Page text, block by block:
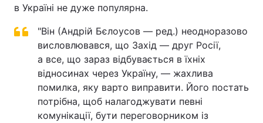
в Україні не дуже популярна.
"Він (Андрій Бєлоусов — ред.) неодноразово
висловлювався, що Захід — друг Росії,
а все, що зараз відбувається в їхніх
відносинах через Україну, — жахлива
помилка, яку варто виправити. Його постать
потрібна, щоб налагоджувати певні
комунікації, бути переговорником із